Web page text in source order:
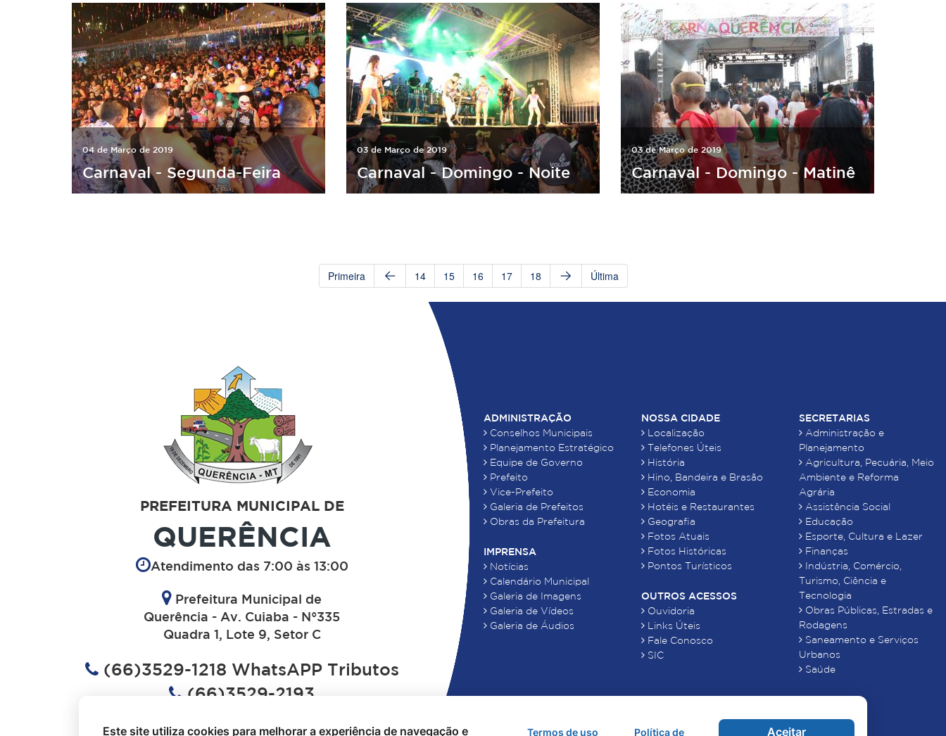
04 de Março de 2019
Carnaval - Segunda-Feira
03 de Março de 2019
Carnaval - Domingo - Noite
03 de Março de 2019
Carnaval - Domingo - Matinê
Primeira 14 15 16 17 18 Última
PREFEITURA MUNICIPAL DE
QUERÊNCIA
Atendimento das 7:00 às 13:00
Prefeitura Municipal de
Querência - Av. Cuiaba - N°335
Quadra 1, Lote 9, Setor C
(66)3529-1218 WhatsAPP Tributos
(66)3529-2193
ADMINISTRAÇÃO
Conselhos Municipais
Planejamento Estratégico
Equipe de Governo
Prefeito
Vice-Prefeito
Galeria de Prefeitos
Obras da Prefeitura
IMPRENSA
Notícias
Calendário Municipal
Galeria de Imagens
Galeria de Vídeos
Galeria de Áudios
NOSSA CIDADE
Localização
Telefones Úteis
História
Hino, Bandeira e Brasão
Economia
Hotéis e Restaurantes
Geografia
Fotos Atuais
Fotos Históricas
Pontos Turísticos
OUTROS ACESSOS
Ouvidoria
Links Úteis
Fale Conosco
SIC
SECRETARIAS
Administração e
Planejamento
Agricultura, Pecuária, Meio
Ambiente e Reforma
Agrária
Assistência Social
Educação
Esporte, Cultura e Lazer
Finanças
Indústria, Comércio,
Turismo, Ciência e
Tecnologia
Obras Públicas, Estradas e
Rodagens
Saneamento e Serviços
Urbanos
Saúde
Este site utiliza cookies para melhorar a experiência de navegação e Termos de uso Política de Aceitar